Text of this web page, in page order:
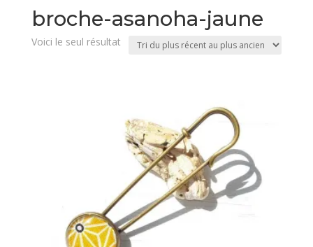
broche-asanoha-jaune
Voici le seul résultat